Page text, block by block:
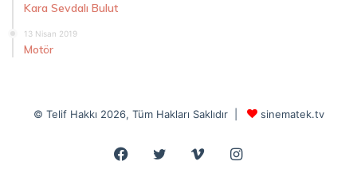
Kara Sevdalı Bulut
13 Nisan 2019
Motör
© Telif Hakkı 2026, Tüm Hakları Saklıdır | sinematek.tv
Facebook
Twitter VimeoInstagram